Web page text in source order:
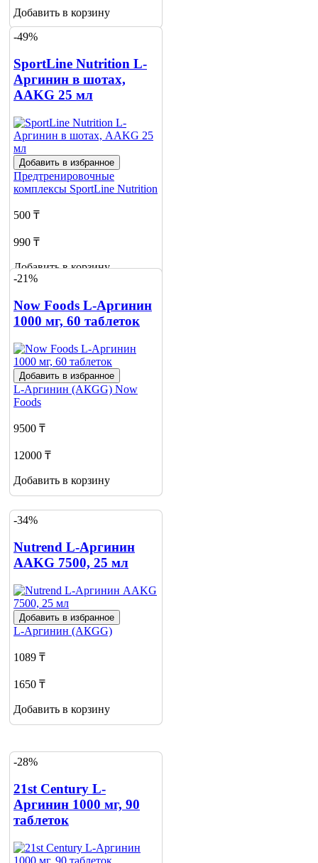
Добавить в корзину
-49%
SportLine Nutrition L-
Аргинин в шотах,
AAKG 25 мл
Добавить в избранное
Предтренировочные
комплексы SportLine Nutrition
500 ₸
990 ₸
Добавить в корзину
1
-21%
Now Foods L-Аргинин
1000 мг, 60 таблеток
Добавить в избранное
L-Аргинин (АКGG) Now
Foods
9500 ₸
12000 ₸
Добавить в корзину
-34%
Nutrend L-Аргинин
AAKG 7500, 25 мл
Добавить в избранное
L-Аргинин (АКGG)
1089 ₸
1650 ₸
Добавить в корзину
-28%
21st Century L-
Аргинин 1000 мг, 90
таблеток